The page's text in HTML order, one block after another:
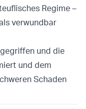
Regime –
verwundbar
und die
und dem
Schaden